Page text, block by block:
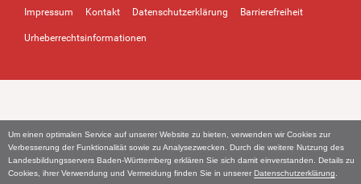
Um einen optimalen Service auf unserer Website zu bieten, verwenden wir Cookies zur
Verbesserung der Funktionalität sowie zu Analysezwecken. Durch die weitere Nutzung des
Landesbildungsservers Baden-Württemberg erklären Sie sich damit einverstanden. Details zu
Cookies, ihrer Verwendung und Vermeidung finden Sie in unserer Datenschutzerklärung
Impressum Kontakt Datenschutzerklärung Barrierefreiheit
Urheberrechtsinformationen